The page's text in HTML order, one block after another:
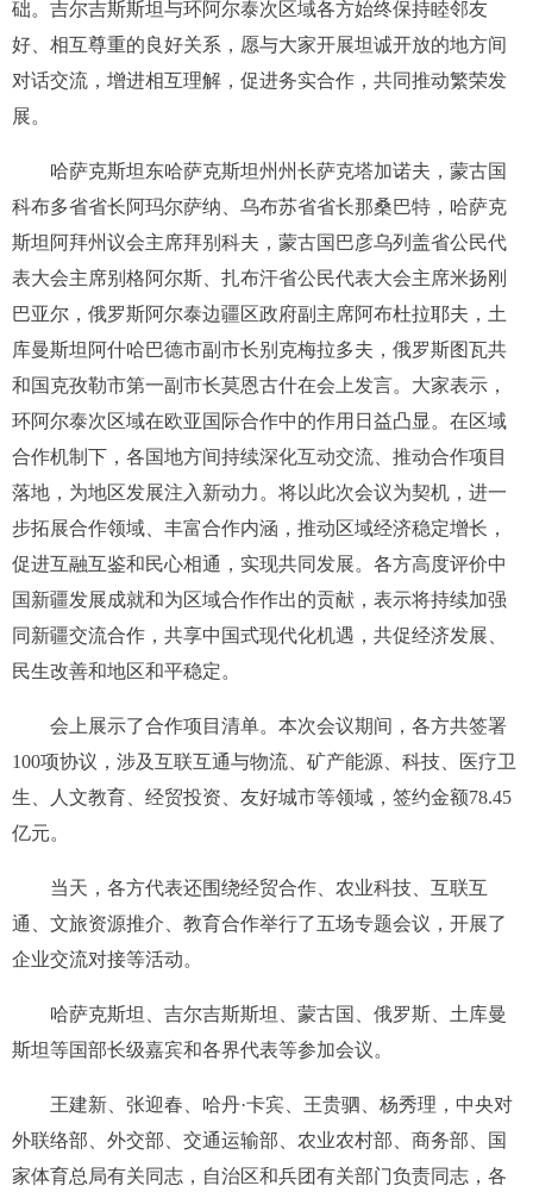
础。吉尔吉斯斯坦与环阿尔泰次区域各方始终保持睦邻友
好、相互尊重的良好关系，愿与大家开展坦诚开放的地方间
对话交流，增进相互理解，促进务实合作，共同推动繁荣发
展。
哈萨克斯坦东哈萨克斯坦州州长萨克塔加诺夫，蒙古国
科布多省省长阿玛尔萨纳、乌布苏省省长那桑巴特，哈萨克
斯坦阿拜州议会主席拜别科夫，蒙古国巴彦乌列盖省公民代
表大会主席别格阿尔斯、扎布汗省公民代表大会主席米扬刚
巴亚尔，俄罗斯阿尔泰边疆区政府副主席阿布杜拉耶夫，土
库曼斯坦阿什哈巴德市副市长别克梅拉多夫，俄罗斯图瓦共
和国克孜勒市第一副市长莫恩古什在会上发言。大家表示，
环阿尔泰次区域在欧亚国际合作中的作用日益凸显。在区域
合作机制下，各国地方间持续深化互动交流、推动合作项目
落地，为地区发展注入新动力。将以此次会议为契机，进一
步拓展合作领域、丰富合作内涵，推动区域经济稳定增长，
促进互融互鉴和民心相通，实现共同发展。各方高度评价中
国新疆发展成就和为区域合作作出的贡献，表示将持续加强
同新疆交流合作，共享中国式现代化机遇，共促经济发展、
民生改善和地区和平稳定。
会上展示了合作项目清单。本次会议期间，各方共签署
100项协议，涉及互联互通与物流、矿产能源、科技、医疗卫
生、人文教育、经贸投资、友好城市等领域，签约金额78.45
亿元。
当天，各方代表还围绕经贸合作、农业科技、互联互
通、文旅资源推介、教育合作举行了五场专题会议，开展了
企业交流对接等活动。
哈萨克斯坦、吉尔吉斯斯坦、蒙古国、俄罗斯、土库曼
斯坦等国部长级嘉宾和各界代表等参加会议。
王建新、张迎春、哈丹·卡宾、王贵驷、杨秀理，中央对
外联络部、外交部、交通运输部、农业农村部、商务部、国
家体育总局有关同志，自治区和兵团有关部门负责同志，各